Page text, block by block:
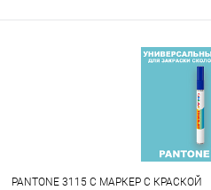
PANTONE 3115 C МАРКЕР С КРАСКОЙ